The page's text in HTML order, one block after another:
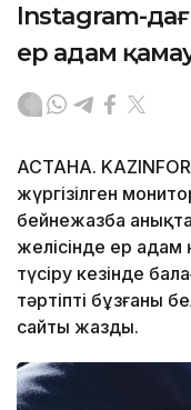
Instagram-
ер адам
АСТАНА.
жүргізілген
бейнежазба
желісінде ер
түсіру кезінде
тәртіпті бұзғаны
сайты жазды.